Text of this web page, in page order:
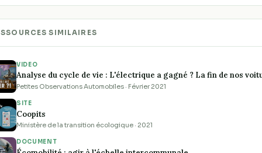
SIMILAIRES
VIDEO
Analyse du cycle de vie : L'électrique a gagné ? La fin de nos
Petites Observations Automobiles · Février 2021
SITE
Coopits
Ministère de la transition écologique · 2021
DOCUMENT